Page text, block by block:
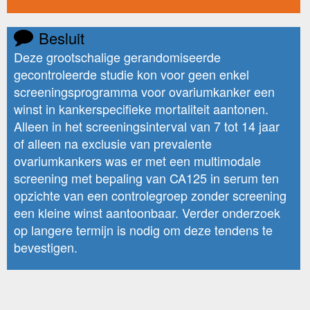
Besluit
Deze grootschalige gerandomiseerde
gecontroleerde studie kon voor geen enkel
screeningsprogramma voor ovariumkanker een
winst in kankerspecifieke mortaliteit aantonen.
Alleen in het screeningsinterval van 7 tot 14 jaar
of alleen na exclusie van prevalente
ovariumkankers was er met een multimodale
screening met bepaling van CA125 in serum ten
opzichte van een controlegroep zonder screening
een kleine winst aantoonbaar. Verder onderzoek
op langere termijn is nodig om deze tendens te
bevestigen.